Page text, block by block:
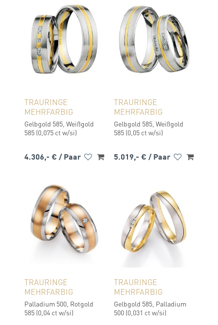
TRAURINGE
MEHRFARBIG
Gelbgold 585, Weißgold
585 (0,075 ct w/si)
4.306,- € / Paar
TRAURINGE
MEHRFARBIG
Gelbgold 585, Weißgold
585 (0,05 ct w/si)
5.019,- € / Paar
TRAURINGE
MEHRFARBIG
Palladium 500, Rotgold
585 (0,04 ct w/si)
TRAURINGE
MEHRFARBIG
Gelbgold 585, Palladium
500 (0,031 ct w/si)